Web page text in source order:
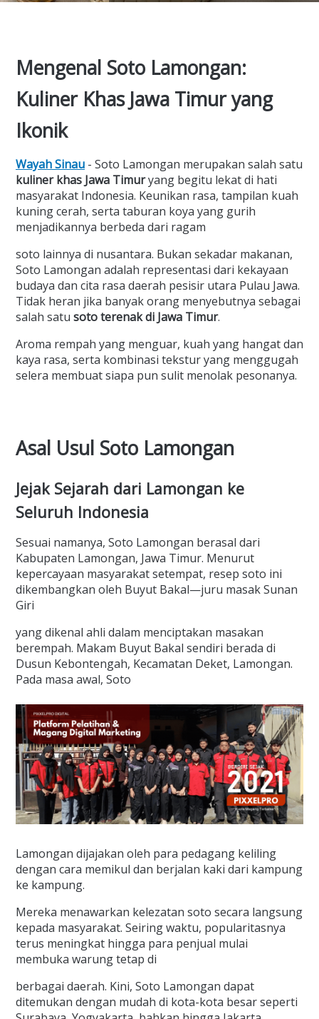
Mengenal Soto Lamongan:
Kuliner Khas Jawa Timur yang
Ikonik
Wayah Sinau - Soto Lamongan merupakan salah satu
kuliner khas Jawa Timuryang begitu lekat di hati
masyarakat Indonesia. Keunikan rasa, tampilan kuah
kuning cerah, serta taburan koya yang gurih
menjadikannya berbeda dari ragam
soto lainnya di nusantara. Bukan sekadar makanan,
Soto Lamongan adalah representasi dari kekayaan
budaya dan cita rasa daerah pesisir utara Pulau Jawa.
Tidak heran jika banyak orang menyebutnya sebagai
salah satu soto terenak di Jawa Timur.
Aroma rempah yang menguar, kuah yang hangat dan
kaya rasa, serta kombinasi tekstur yang menggugah
selera membuat siapa pun sulit menolak pesonanya.
Asal Usul Soto Lamongan
Jejak Sejarah dari Lamongan ke
Seluruh Indonesia
Sesuai namanya, Soto Lamongan berasal dari
Kabupaten Lamongan, Jawa Timur. Menurut
kepercayaan masyarakat setempat, resep soto ini
dikembangkan oleh Buyut Bakal—juru masak Sunan
Giri
yang dikenal ahli dalam menciptakan masakan
berempah. Makam Buyut Bakal sendiri berada di
Dusun Kebontengah, Kecamatan Deket, Lamongan.
Pada masa awal, Soto
Lamongan dijajakan oleh para pedagang keliling
dengan cara memikul dan berjalan kaki dari kampung
ke kampung.
Mereka menawarkan kelezatan soto secara langsung
kepada masyarakat. Seiring waktu, popularitasnya
terus meningkat hingga para penjual mulai
membuka warung tetap di
berbagai daerah. Kini, Soto Lamongan dapat
ditemukan dengan mudah di kota-kota besar seperti